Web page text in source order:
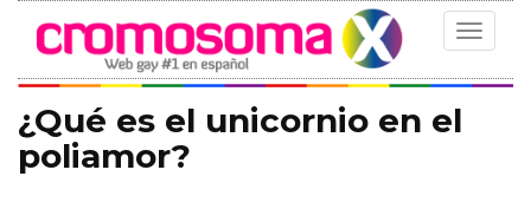
Toggle
¿Qué es el unicornio en el
poliamor?